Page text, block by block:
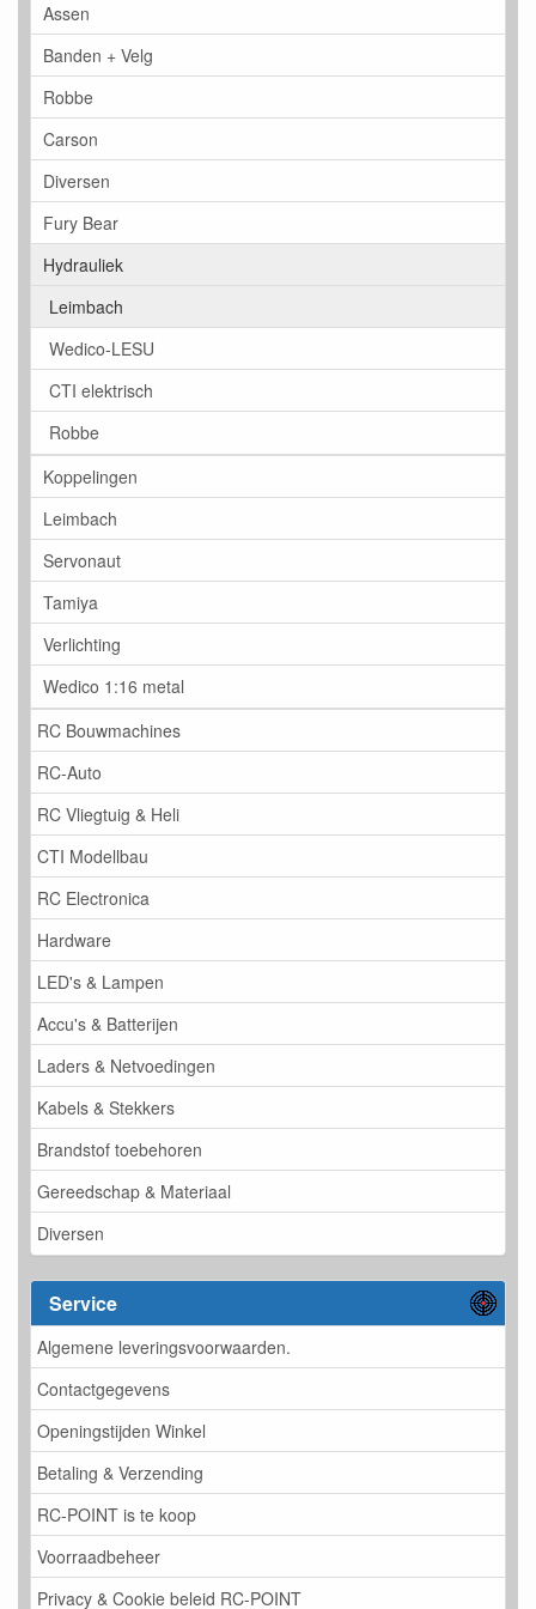
Assen
Banden + Velg
Robbe
Carson
Diversen
Fury Bear
Hydrauliek
Leimbach
Wedico-LESU
CTI elektrisch
Robbe
Koppelingen
Leimbach
Servonaut
Tamiya
Verlichting
Wedico 1:16 metal
RC Bouwmachines
RC-Auto
RC Vliegtuig & Heli
CTI Modellbau
RC Electronica
Hardware
LED's & Lampen
Accu's & Batterijen
Laders & Netvoedingen
Kabels & Stekkers
Brandstof toebehoren
Gereedschap & Materiaal
Diversen
Service
Algemene leveringsvoorwaarden.
Contactgegevens
Openingstijden Winkel
Betaling & Verzending
RC-POINT is te koop
Voorraadbeheer
Privacy & Cookie beleid RC-POINT